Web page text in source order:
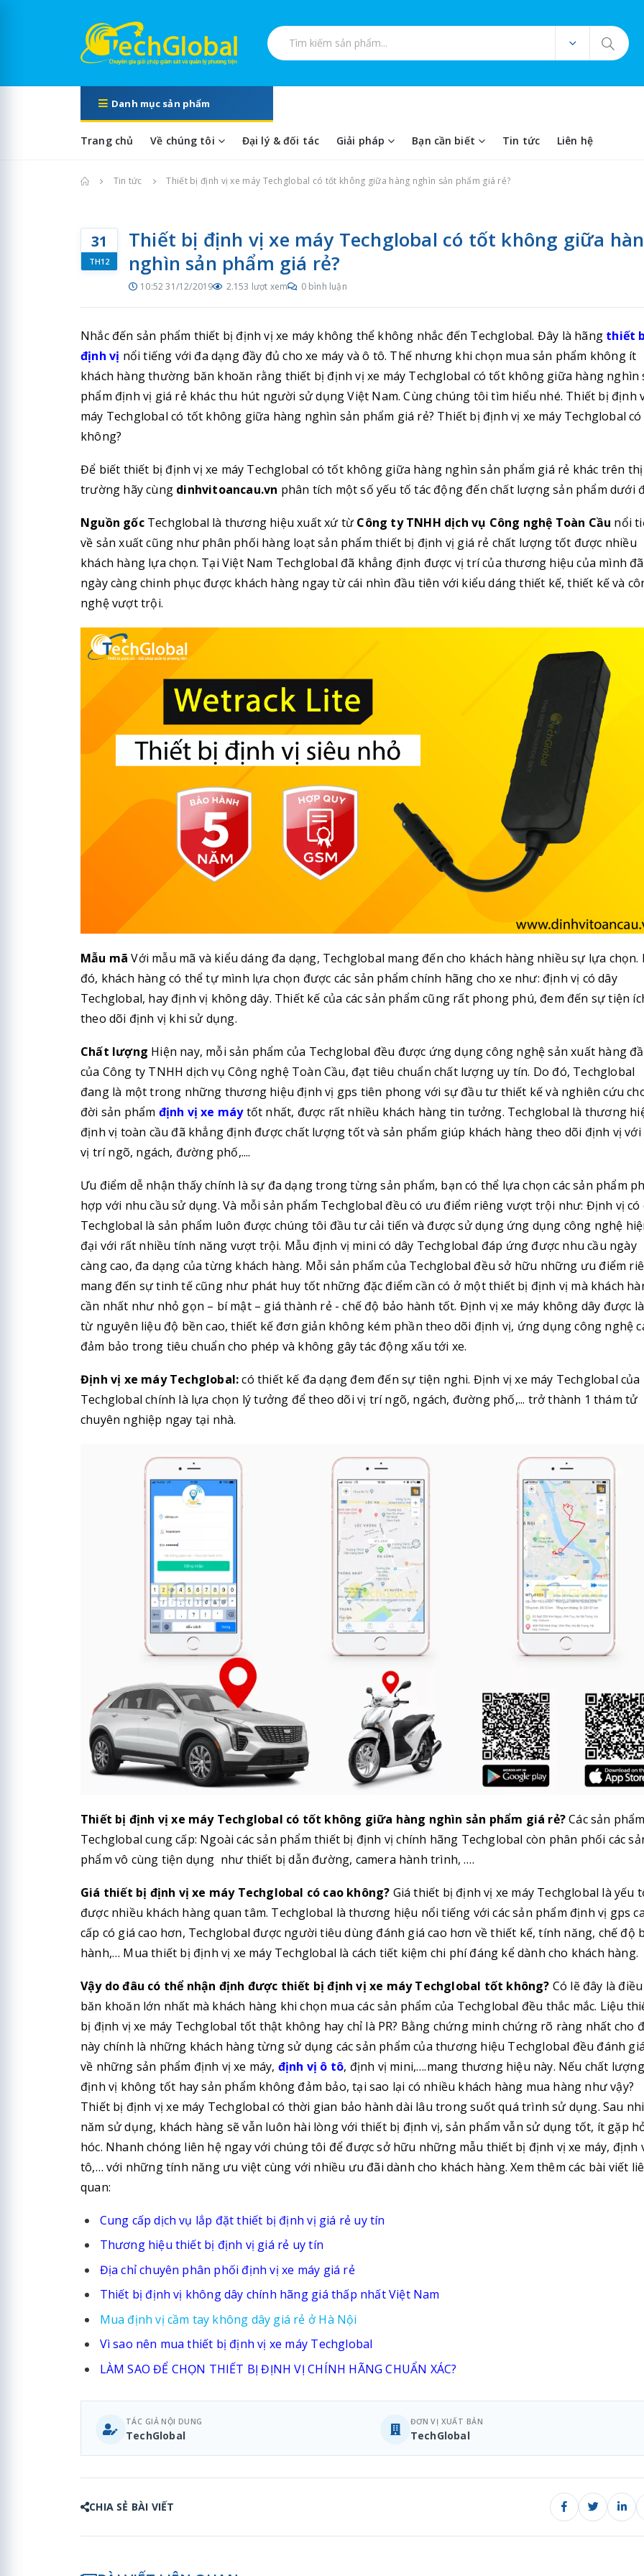
Tìm kiếm sản phẩm
Danh mục sản phẩm
Trang chủ Về chúng tôi Đại lý & đối tác Giải pháp Bạn cần biết Tin tức Liên hệ
Trang chủ
Tin tức Thiết bị định vị xe máy Techglobal có tốt không giữa hàng nghìn sản phẩm giá rẻ?
31
TH12
Thiết bị định vị xe máy Techglobal có tốt không giữa
nghìn sản phẩm giá rẻ?
10:52 31/12/2019 2.153 lượt xem 0 bình luận
Nhắc đến sản phẩm thiết bị định vị xe máy không thể không nhắc đến Techglobal. Đây là hãng thiết
định vị nổi tiếng với đa dạng đầy đủ cho xe máy và ô tô. Thế nhưng khi chọn mua sản phẩm không ít
khách hàng thường băn khoăn rằng thiết bị định vị xe máy Techglobal có tốt không giữa hàng nghìn
phẩm định vị giá rẻ khác thu hút người sử dụng Việt Nam. Cùng chúng tôi tìm hiểu nhé. Thiết bị định
máy Techglobal có tốt không giữa hàng nghìn sản phẩm giá rẻ? Thiết bị định vị xe máy Techglobal
không?
Để biết thiết bị định vị xe máy Techglobal có tốt không giữa hàng nghìn sản phẩm giá rẻ khác trên thị
trường hãy cùng dinhvitoancau.vn phân tích một số yếu tố tác động đến chất lượng sản phẩm dưới
Nguồn gốcTechglobal là thương hiệu xuất xứ từ Công ty TNHH dịch vụ Công nghệ Toàn Cầu nổi
về sản xuất cũng như phân phối hàng loạt sản phẩm thiết bị định vị giá rẻ chất lượng tốt được nhiều
khách hàng lựa chọn. Tại Việt Nam Techglobal đã khẳng định được vị trí của thương hiệu của mình đã
ngày càng chinh phục được khách hàng ngay từ cái nhìn đầu tiên với kiểu dáng thiết kế, thiết kế và
nghệ vượt trội.
Mẫu mã Với mẫu mã và kiểu dáng đa dạng, Techglobal mang đến cho khách hàng nhiều sự lựa chọn.
đó, khách hàng có thể tự mình lựa chọn được các sản phẩm chính hãng cho xe như: định vị có dây
Techglobal, hay định vị không dây. Thiết kế của các sản phẩm cũng rất phong phú, đem đến sự tiện
theo dõi định vị khi sử dụng.
Chất lượng Hiện nay, mỗi sản phẩm của Techglobal đều được ứng dụng công nghệ sản xuất hàng
của Công ty TNHH dịch vụ Công nghệ Toàn Cầu, đạt tiêu chuẩn chất lượng uy tín. Do đó, Techglobal
đang là một trong những thương hiệu định vị gps tiên phong với sự đầu tư thiết kế và nghiên cứu
đời sản phẩm định vị xe máytốt nhất, được rất nhiều khách hàng tin tưởng. Techglobal là thương
định vị toàn cầu đã khẳng định được chất lượng tốt và sản phẩm giúp khách hàng theo dõi định vị với
vị trí ngõ, ngách, đường phố,....
Ưu điểm dễ nhận thấy chính là sự đa dạng trong từng sản phẩm, bạn có thể lựa chọn các sản phẩm
hợp với nhu cầu sử dụng. Và mỗi sản phẩm Techglobal đều có ưu điểm riêng vượt trội như: Định vị có
Techglobal là sản phẩm luôn được chúng tôi đầu tư cải tiến và được sử dụng ứng dụng công nghệ
đại với rất nhiều tính năng vượt trội. Mẫu định vị mini có dây Techglobal đáp ứng được nhu cầu ngày
càng cao, đa dạng của từng khách hàng. Mỗi sản phẩm của Techglobal đều sở hữu những ưu điểm
mang đến sự tinh tế cũng như phát huy tốt những đặc điểm cần có ở một thiết bị định vị mà khách
cần nhất như nhỏ gọn – bí mật – giá thành rẻ - chế độ bảo hành tốt. Định vị xe máy không dây được
từ nguyên liệu độ bền cao, thiết kế đơn giản không kém phần theo dõi định vị, ứng dụng công nghệ
đảm bảo trong tiêu chuẩn cho phép và không gây tác động xấu tới xe.
Định vị xe máy Techglobal:có thiết kế đa dạng đem đến sự tiện nghi. Định vị xe máy Techglobal của
Techglobal chính là lựa chọn lý tưởng để theo dõi vị trí ngõ, ngách, đường phố,... trở thành 1 thám tử
chuyên nghiệp ngay tại nhà.
Thiết bị định vị xe máy Techglobal có tốt không giữa hàng nghìn sản phẩm giá rẻ?Các sản
Techglobal cung cấp: Ngoài các sản phẩm thiết bị định vị chính hãng Techglobal còn phân phối các
phẩm vô cùng tiện dụng như thiết bị dẫn đường, camera hành trình, ….
Giá thiết bị định vị xe máy Techglobal có cao không? Giá thiết bị định vị xe máy Techglobal là yếu
được nhiều khách hàng quan tâm. Techglobal là thương hiệu nổi tiếng với các sản phẩm định vị gps
cấp có giá cao hơn, Techglobal được người tiêu dùng đánh giá cao hơn về thiết kế, tính năng, chế độ
hành,… Mua thiết bị định vị xe máy Techglobal là cách tiết kiệm chi phí đáng kể dành cho khách hàng.
Vậy do đâu có thể nhận định được thiết bị định vị xe máy Techglobal tốt không? Có lẽ đây là điều
băn khoăn lớn nhất mà khách hàng khi chọn mua các sản phẩm của Techglobal đều thắc mắc. Liệu
bị định vị xe máy Techglobal tốt thật không hay chỉ là PR? Bằng chứng minh chứng rõ ràng nhất cho
này chính là những khách hàng từng sử dụng các sản phẩm của thương hiệu Techglobal đều đánh
về những sản phẩm định vị xe máy, định vị ô tô, định vị mini,….mang thương hiệu này. Nếu chất lượng
định vị không tốt hay sản phẩm không đảm bảo, tại sao lại có nhiều khách hàng mua hàng như vậy?
Thiết bị định vị xe máy Techglobal có thời gian bảo hành dài lâu trong suốt quá trình sử dụng. Sau
năm sử dụng, khách hàng sẽ vẫn luôn hài lòng với thiết bị định vị, sản phẩm vẫn sử dụng tốt, ít gặp
hóc. Nhanh chóng liên hệ ngay với chúng tôi để được sở hữu những mẫu thiết bị định vị xe máy, định
tô,… với những tính năng ưu việt cùng với nhiều ưu đãi dành cho khách hàng. Xem thêm các bài viết
quan:
Cung cấp dịch vụ lắp đặt thiết bị định vị giá rẻ uy tín
Thương hiệu thiết bị định vị giá rẻ uy tín
Địa chỉ chuyên phân phối định vị xe máy giá rẻ
Thiết bị định vị không dây chính hãng giá thấp nhất Việt Nam
Mua định vị cầm tay không dây giá rẻ ở Hà Nội
Vì sao nên mua thiết bị định vị xe máy Techglobal
LÀM SAO ĐỂ CHỌN THIẾT BỊ ĐỊNH VỊ CHÍNH HÃNG CHUẨN XÁC?
TÁC GIẢ NỘI DUNG
TechGlobal
ĐƠN VỊ XUẤT BẢN
TechGlobal
CHIA SẺ BÀI VIẾT